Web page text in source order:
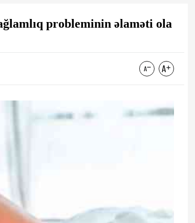
probleminin əlaməti ola